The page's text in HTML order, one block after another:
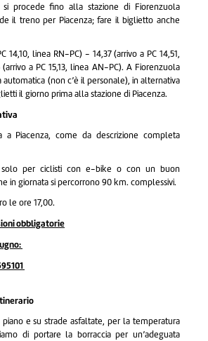
procede fino alla stazione di Fiorenzuola
il treno per Piacenza; fare il biglietto anche
14,10, linea RN-PC) - 14,37 (arrivo a PC 14,51,
a PC 15,13, linea AN-PC). A Fiorenzuola
automatica (non c’è il personale), in alternativa
il giorno prima alla stazione di Piacenza.
a Piacenza, come da descrizione completa
solo per ciclisti con e-bike o con un buon
in giornata si percorrono 90 km. complessivi.
le ore 17,00.
obbligatorie
e su strade asfaltate, per la temperatura
di portare la borraccia per un’adeguata